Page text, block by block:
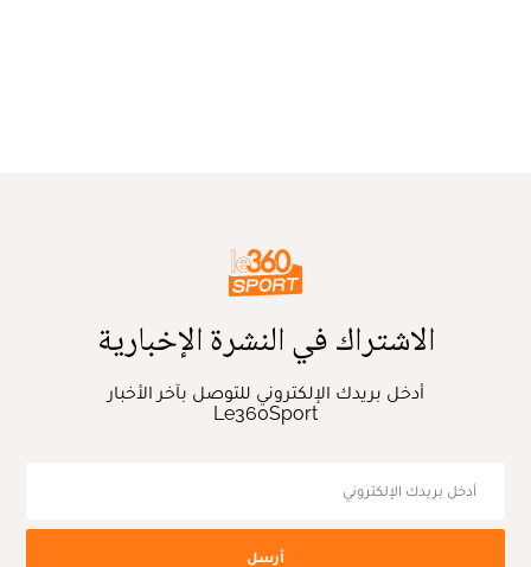
الاشتراك في النشرة الإخبارية
أدخل بريدك الإلكتروني للتوصل بآخر الأخبار
Le360Sport
أرسل